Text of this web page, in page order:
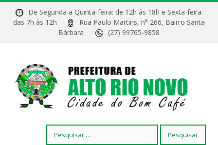
De Segunda a Quinta-feira: de 12h às 18h e Sexta-feira:
das 7h às 12h
Rua Paulo Martins, n° 266, Bairro Santa
Bárbara
(27) 99765-9858
por: